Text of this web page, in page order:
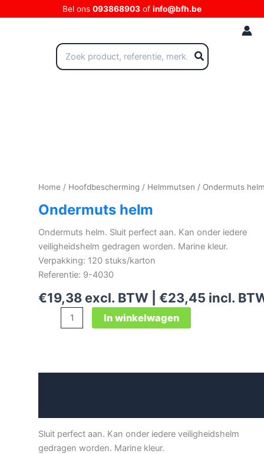
naar
Bel ons 093868903 of info@bfh.be
Zoeken
naar:
Home / Hoofdbescherming / Helmmutsen / Ondermuts
Ondermuts helm
Ondermuts helm. Sluit perfect aan. Kan onder iedere
veiligheidshelm gedragen worden. Marine kleur.
Verpakking: 120 stuks/karton
Referentie: 9-4030
€19,38 excl. BTW | €23,45 incl.
Ondermuts
In winkelwagen
Sluit perfect aan. Kan onder iedere veiligheidshelm
gedragen worden. Marine kleur.